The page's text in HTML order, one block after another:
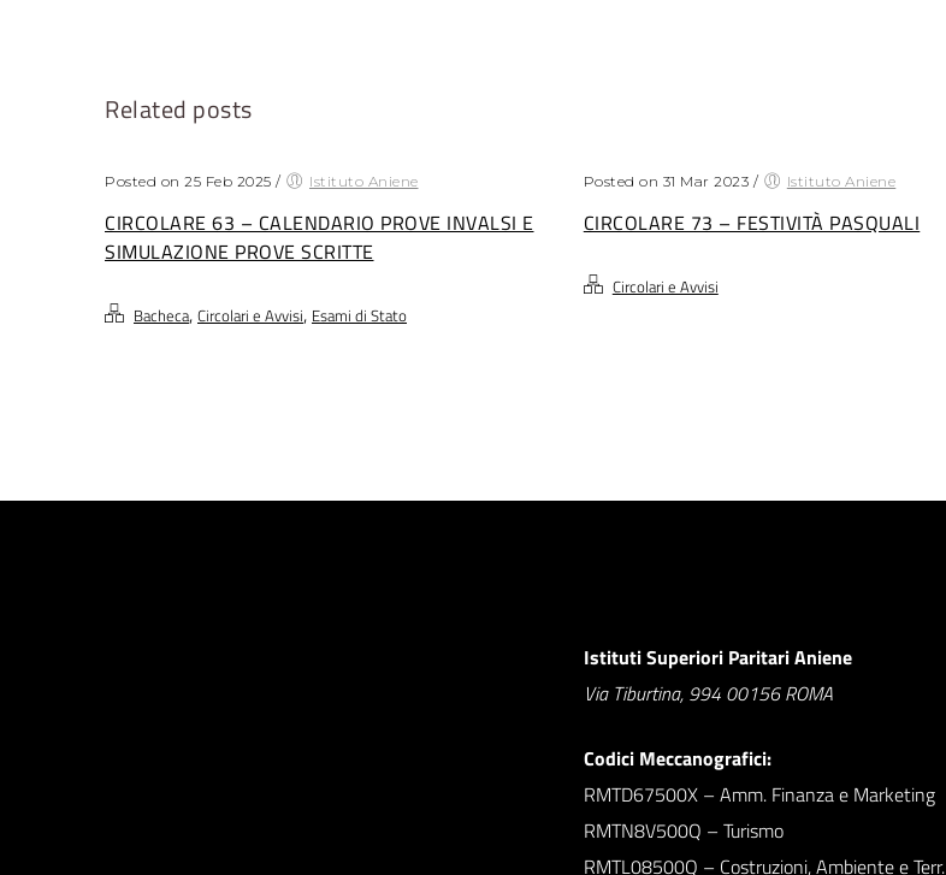
Related posts
Posted on 25 Feb 2025 / Istituto Aniene
CIRCOLARE 63 – CALENDARIO PROVE INVALSI E
SIMULAZIONE PROVE SCRITTE
Bacheca, Circolari e Avvisi, Esami di Stato
Posted on 31 Mar 2023 / Istituto Aniene
CIRCOLARE 73 – FESTIVITÀ PASQUALI
Circolari e Avvisi
Istituti Superiori Paritari Aniene
Via Tiburtina, 994 00156 ROMA
Codici Meccanografici:
RMTD67500X – Amm. Finanza e Marketing
RMTN8V500Q – Turismo
RMTL08500Q – Costruzioni, Ambiente e Terr.